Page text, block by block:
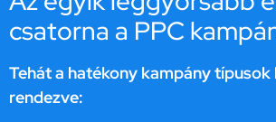
csatorna a PPC
Tehát a hatékony kampány típusok
rendezve: